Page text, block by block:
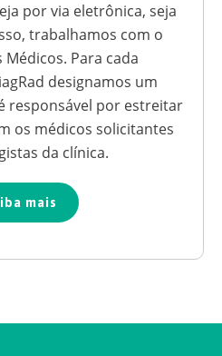
por via eletrônica, seja
trabalhamos com o
Para cada
designamos um
responsável por estreitar
os médicos solicitantes
da clínica.
mais